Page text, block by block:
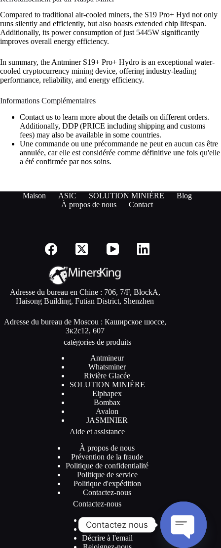
Compared to traditional air-cooled miners, the S19 Pro+ Hyd not only
runs silently and efficiently, but also boasts extended chip lifespan.
Additionally, its power consumption of just 5445W significantly
improves overall energy efficiency.
In summary, the Antminer S19+ Pro+ Hydro is an exceptional water-
cooled cryptocurrency mining device, offering industry-leading
performance, reliability, and energy efficiency.
Informations Complémentaires
Contact us to learn more about the details on different orders.
Additionally, DDP (PRICE including shipping and customs
fees) may also be available in some countries.
Une commande ou une précommande ne peut en aucun cas être
annulée, car elle est considérée comme définitive une fois qu'elle
a été confirmée par nos soins.
Maison ASIC SOLUTION MINIÈRE
Blog
À propos de nous
Contact
Adresse du bureau en Chine : 706, 7/F, BlockA,
Haisong Building, Futian District, Shenzhen
Adresse du bureau de Moscou : Каширское шоссе,
3к2с12, 607
catégories de produits
Antmineur
Whatsminer
Rivière Glacée
SOLUTION MINIÈRE
Elphapex
Bombax
Avalon
JASMINIER
Aide et assistance
À propos de nous
Prévention de la fraude
Politique de confidentialité
Politique de service
Politique d'expédition
Contactez-nous
Contactez-nous
WhatsApp
Canal Telegram
Décrire à l'email
Contactez nous